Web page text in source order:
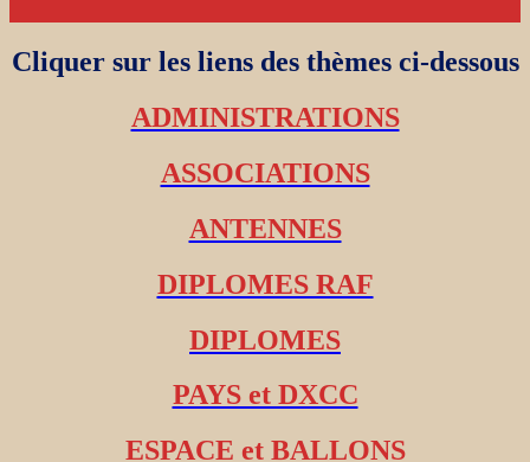
Cliquer sur les liens des thèmes ci-dessous
ADMINISTRATIONS
ASSOCIATIONS
ANTENNES
DIPLOMES RAF
DIPLOMES
PAYS et DXCC
ESPACE et BALLONS